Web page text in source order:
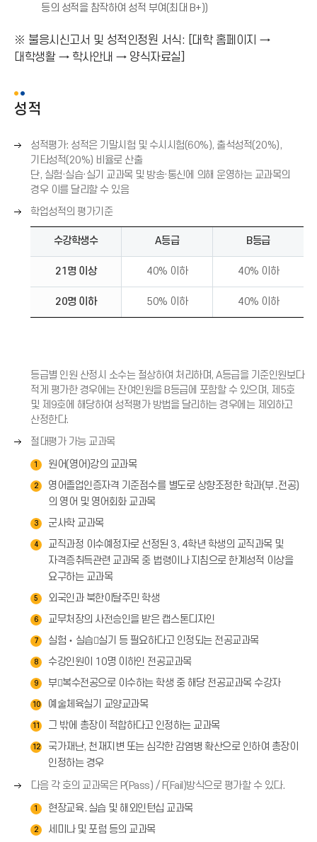
콘
)
등의 성적을 참작하여 성적 부여(최대 B+))
의
(
콘
)
※ 불응시신고서 및 성적인정원 서식: [대학 홈페이지 →
대학생활 → 학사안내 → 양식자료실]
성적
오
른
쪽
화
살
표
성적평가: 성적은 기말시험 및 수시시험(60%), 출석성적(20%),
기타성적(20%) 비율로 산출
단, 실험·실습·실기 교과목 및 방송·통신에 의해 운영하는 교과목의
경우 이를 달리할 수 있음
오
른
화
표
→
학업성적의 평가기준
수강학생수 A등급 B등급
21명 이상 40% 이하 40% 이하
20명 이하 50% 이하 40% 이하
등급별 인원 산정시 소수는 절상하여 처리하며, A등급을 기준인원보다
적게 평가한 경우에는 잔여인원을 B등급에 포함할 수 있으며, 제5호
및 제9호에 해당하여 성적평가 방법을 달리하는 경우에는 제외하고
산정한다.
오
쪽
화
표
(
→
절대평가 가능 교과목
1 원어(영어)강의 교과목
2
영어졸업인증자격 기준점수를 별도로 상향조정한 학과(부․전공)
의 영어 및 영어회화 교과목
3 군사학 교과목
4
교직과정 이수예정자로 선정된 3, 4학년 학생의 교직과목 및
자격증취득관련 교과목 중 법령이나 지침으로 한계성적 이상을
요구하는 교과목
5 외국인과 북한이탈주민 학생
6 교무처장의 사전승인을 받은 캡스톤디자인
7 실험‧실습실기 등 필요하다고 인정되는 전공교과목
8 수강인원이 10명 이하인 전공교과목
9 부복수전공으로 이수하는 학생 중 해당 전공교과목 수강자
10 예술체육실기 교양교과목
11 그 밖에 총장이 적합하다고 인정하는 교과목
12
국가재난, 천재지변 또는 심각한 감염병 확산으로 인하여 총장이
인정하는 경우
오
쪽
화
다음 각 호의 교과목은 P(Pass) / F(Fail)방식으로 평가할 수 있다.
1 현장교육․실습 및 해외인턴십 교과목
2 세미나 및 포럼 등의 교과목